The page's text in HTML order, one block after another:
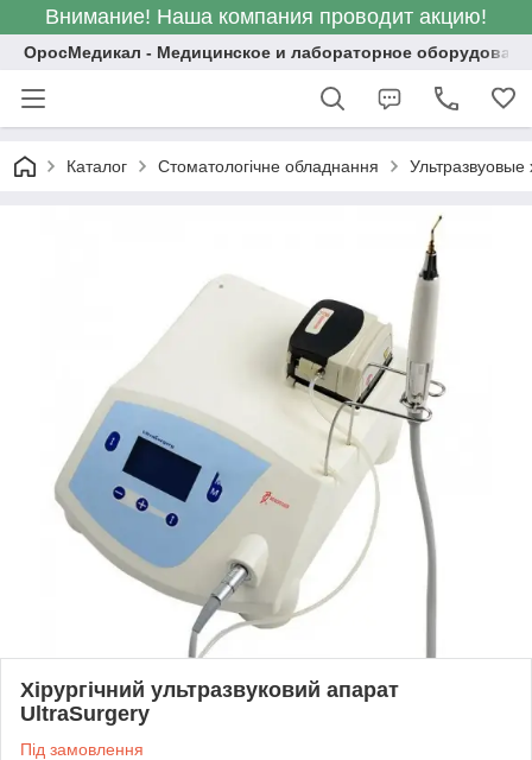
Внимание! Наша компания проводит акцию!
ОросМедикал - Медицинское и лабораторное
Каталог Стоматологічне обладнання Ультразвуовые
Хірургічний ультразвуковий апарат
UltraSurgery
Під замовлення